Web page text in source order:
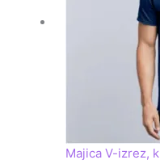
Majica V-izrez,